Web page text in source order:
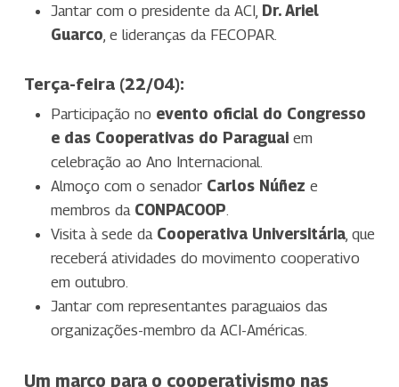
Jantar com o presidente da ACI, Dr. Ariel
Guarco , e lideranças da FECOPAR.
Terça-feira (22/04):
Participação no evento oficial do Congresso
e das Cooperativas do Paraguaiem
celebração ao Ano Internacional.
Almoço com o senador Carlos Núñez e
membros da CONPACOOP
Visita à sede da Cooperativa Universitária, que
receberá atividades do movimento cooperativo
em outubro.
Jantar com representantes paraguaios das
organizações-membro da ACI-Américas.
Um marco para o cooperativismo nas